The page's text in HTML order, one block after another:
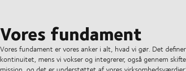
Vores fundament
Vores fundament er vores anker i alt, hvad vi gør. Det
kontinuitet, mens vi vokser og integrerer, også gennem